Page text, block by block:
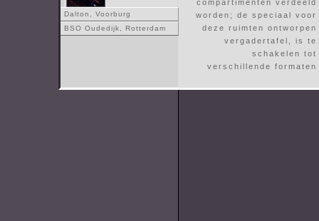
Dalton, Voorburg
BSO Oudedijk, Rotterdam
compartimenten verdeeld
worden; de speciaal voor
deze ruimten ontworpen
vergadertafel, is te
schakelen tot
verschillende formaten